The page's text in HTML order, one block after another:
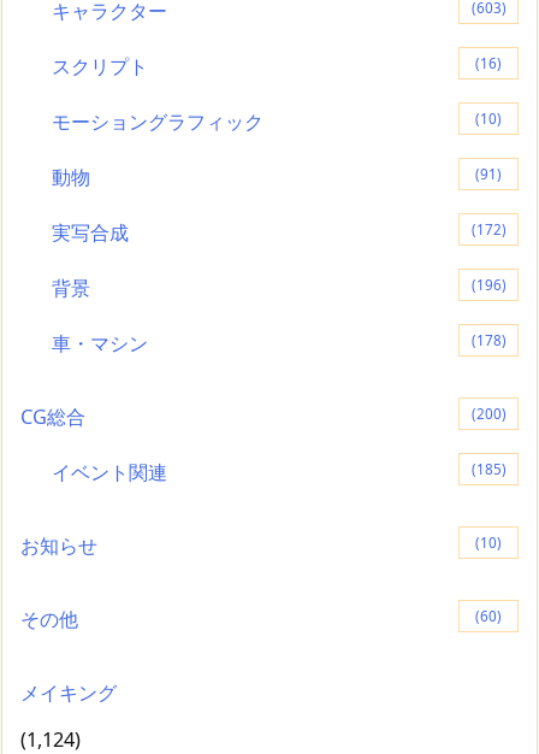
キャラクター (603)
スクリプト (16)
モーショングラフィック (10)
動物 (91)
実写合成 (172)
背景 (196)
車・マシン (178)
CG総合 (200)
イベント関連 (185)
お知らせ (10)
その他 (60)
メイキング
(1,124)